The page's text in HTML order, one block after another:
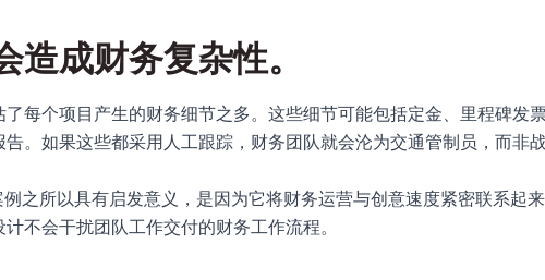
造成财务复杂性。
每个项目产生的财务细节之多。这些细节可能包括定金、里程碑发
。如果这些都采用人工跟踪，财务团队就会沦为交通管制员，而非战
之所以具有启发意义，是因为它将财务运营与创意速度紧密联系起
不会干扰团队工作交付的财务工作流程。